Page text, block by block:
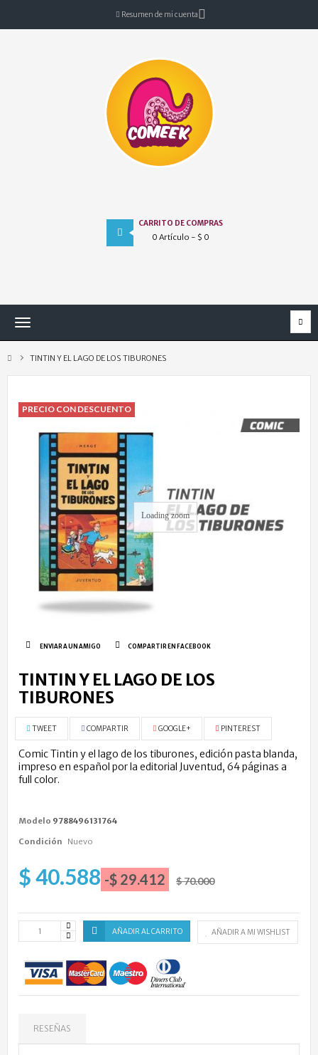
Resumen de mi cuenta
CARRITO DE COMPRAS
0 Artículo - $ 0
Navegación
TINTIN Y EL LAGO DE LOS TIBURONES
PRECIO CON DESCUENTO
Loading zoom
ENVIAR A UN AMIGO COMPARTIR EN FACEBOOK
TINTIN Y EL LAGO DE LOS
TIBURONES
TWEET COMPARTIR GOOGLE+ PINTEREST
Comic Tintin y el lago de los tiburones, edición pasta blanda,
impreso en español por la editorial Juventud, 64 páginas a
full color.
Modelo 9788496131764
Condición Nuevo
$ 40.588 -$ 29.412 $ 70.000
AÑADIR AL CARRITO AÑADIR A MI WISHLIST
RESEÑAS